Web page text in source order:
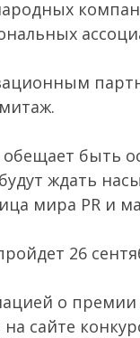
быть
ждать
мира PR и
26
о премии
сайте